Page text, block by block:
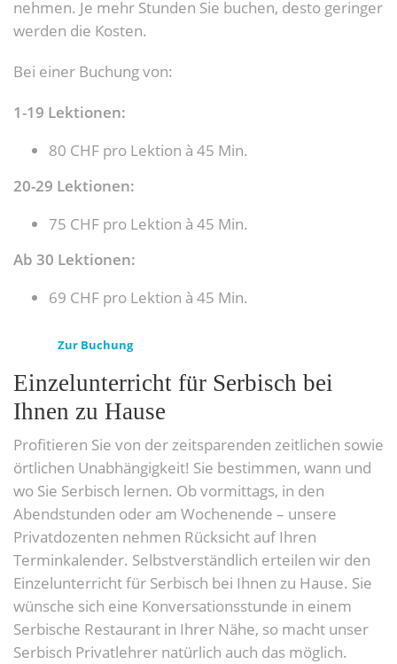
nehmen. Je mehr Stunden Sie buchen, desto geringer
werden die Kosten.
Bei einer Buchung von:
1-19 Lektionen:
80 CHF pro Lektion à 45 Min.
20-29 Lektionen:
75 CHF pro Lektion à 45 Min.
Ab 30 Lektionen:
69 CHF pro Lektion à 45 Min.
Zur Buchung
Einzelunterricht für Serbisch bei
Ihnen zu Hause
Profitieren Sie von der zeitsparenden zeitlichen sowie
örtlichen Unabhängigkeit! Sie bestimmen, wann und
wo Sie Serbisch lernen. Ob vormittags, in den
Abendstunden oder am Wochenende – unsere
Privatdozenten nehmen Rücksicht auf Ihren
Terminkalender. Selbstverständlich erteilen wir den
Einzelunterricht für Serbisch bei Ihnen zu Hause. Sie
wünsche sich eine Konversationsstunde in einem
Serbische Restaurant in Ihrer Nähe, so macht unser
Serbisch Privatlehrer natürlich auch das möglich.